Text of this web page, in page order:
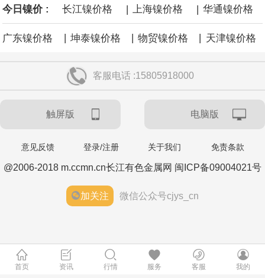
今日镍价 : 长江镍价格 | 上海镍价格 | 华通镍价格
广东镍价格 | 坤泰镍价格 | 物贸镍价格 | 天津镍价格
客服电话 :15805918000
触屏版 电脑版
意见反馈 登录/注册 关于我们 免责条款
@2006-2018 m.ccmn.cn长江有色金属网 闽ICP备09004021号
加关注 微信公众号cjys_cn
首页 资讯 行情 服务 客服 我的